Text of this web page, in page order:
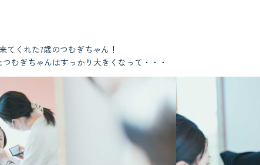
てくれた7歳のつむぎちゃん！
むぎちゃんはすっかり大きくなって・・・